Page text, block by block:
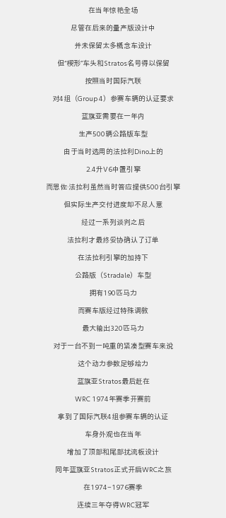
在当年惊艳全场
尽管在后来的量产版设计中
并未保留太多概念车设计
但“楔形”车头和Stratos名号得以保留
按照当时国际汽联
对4组（Group 4）参赛车辆的认证要求
蓝旗亚需要在一年内
生产500辆公路版车型
由于当时选用的法拉利Dino上的
2.4升V6中置引擎
而恩佐·法拉利虽然当时答应提供500台引擎
但实际生产交付进度却不尽人意
经过一系列谈判之后
法拉利才最终妥协确认了订单
在法拉利引擎的加持下
公路版（Stradale）车型
拥有190匹马力
而赛车版经过特殊调教
最大输出320匹马力
对于一台不到一吨重的紧凑型赛车来说
这个动力参数足够给力
蓝旗亚Stratos最后赶在
WRC 1974年赛季开赛前
拿到了国际汽联4组参赛车辆的认证
车身外观也在当年
增加了顶部和尾部扰流板设计
同年蓝旗亚Stratos正式开启WRC之旅
在1974-1976赛季
连续三年夺得WRC冠军